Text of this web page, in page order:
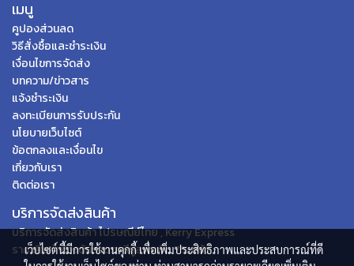
เมนู
คูปองส่วนลด
วิธีสั่งซื้อและชำระเงิน
เงื่อนไขการจัดส่ง
บทความ/ข่าวสาร
แจ้งชำระเงิน
ลงทะเบียนการรับประกัน
นโยบายเว็บไซต์
ข้อตกลงและเงื่อนไข
เกี่ยวกับเรา
ติดต่อเรา
บริการจัดส่งสินค้า
บริการจัดส่งสินค้า ไปรษณีย์ไทย , Kerry Express
ราคาสินค้าข้างต้นรวมภาษีมูลค่าเพิ่ม 7% แล้ว
เว็บไซต์นี้มีการใช้งานคุกกี้ เพื่อเพิ่มประสิทธิภาพและประสบการณ์ที่ดี